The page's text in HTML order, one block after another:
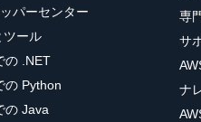
パーセンター
ツール
の .NET
の Python
の Java
専
サ
ナ